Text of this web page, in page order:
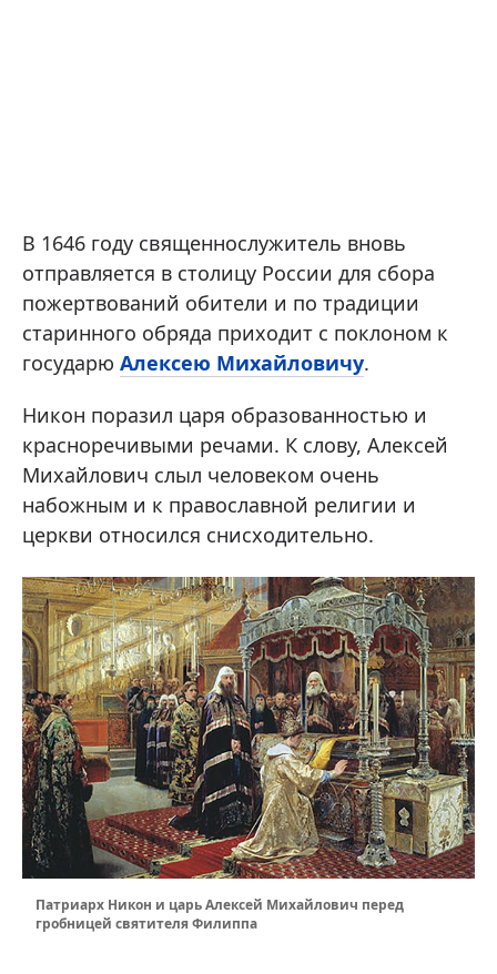
В 1646 году священнослужитель вновь
отправляется в столицу России для сбора
пожертвований обители и по традиции
старинного обряда приходит с поклоном к
государю Алексею Михайловичу.
Никон поразил царя образованностью и
красноречивыми речами. К слову, Алексей
Михайлович слыл человеком очень
набожным и к православной религии и
церкви относился снисходительно.
Патриарх Никон и царь Алексей Михайлович перед
гробницей святителя Филиппа